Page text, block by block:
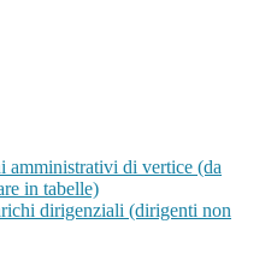
amministrativi di vertice (da
in tabelle)
dirigenziali (dirigenti non